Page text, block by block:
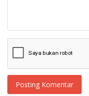
Posting Komentar